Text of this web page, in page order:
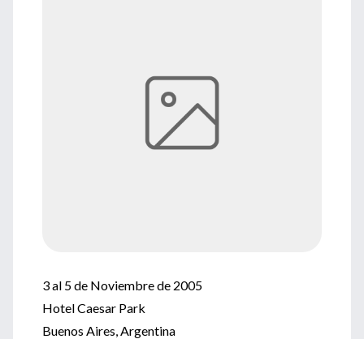
3 al 5 de Noviembre de 2005
Hotel Caesar Park
Buenos Aires, Argentina